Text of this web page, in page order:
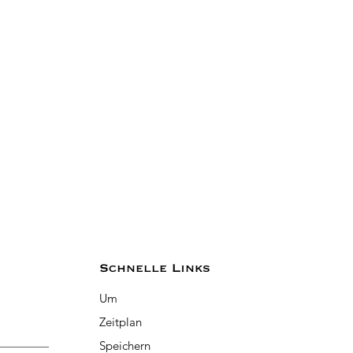
Schnelle Links
Um
Zeitplan
Speichern